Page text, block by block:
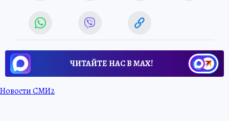
ЧИТАЙТЕ НАС В МАХ!
Новости СМИ2